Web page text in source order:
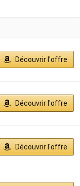
Découvrir l'offre
Découvrir l'offre
Découvrir l'offre